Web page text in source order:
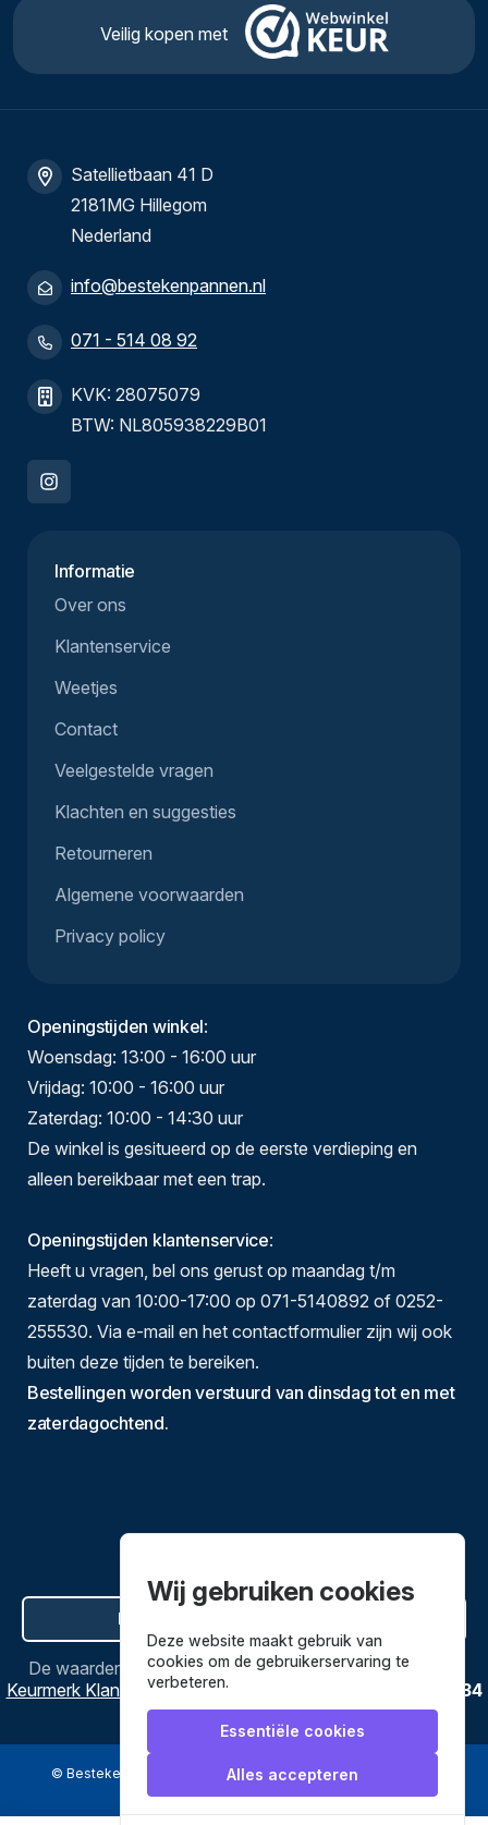
Veilig kopen met
Satellietbaan 41 D
2181MG Hillegom
Nederland
info@bestekenpannen.nl
071 - 514 08 92
KVK: 28075079
BTW: NL805938229B01
Informatie
Over ons
Klantenservice
Weetjes
Contact
Veelgestelde vragen
Klachten en suggesties
Retourneren
Algemene voorwaarden
Privacy policy
Openingstijden winkel:
Woensdag: 13:00 - 16:00 uur
Vrijdag: 10:00 - 16:00 uur
Zaterdag: 10:00 - 14:30 uur
De winkel is gesitueerd op de eerste verdieping en
alleen bereikbaar met een trap.
Openingstijden klantenservice:
Heeft u vragen, bel ons gerust op maandag t/m
zaterdag van 10:00-17:00 op 071-5140892 of 0252-
255530. Via e-mail en het contactformulier zijn wij ook
buiten deze tijden te bereiken.
Bestellingen worden verstuurd van dinsdag tot en met
zaterdagochtend.
Hier de overeenkomst ontbinden
De waardering vanBestekenpannen.nlbijWebwinkel
Keurmerk Klantbeoordelingen
3634
reviews.
© Bestekenpannen.nl 2026 een webshop van
Wij gebruiken cookies
Deze website maakt gebruik van
cookies om de gebruikerservaring te
verbeteren.
Essentiële cookies
Alles accepteren